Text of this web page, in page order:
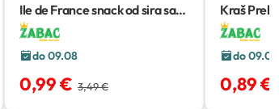
Ile de France snack od sira sa
začinima
do 09.08
0,99 € 3,49 €
Kraš
220 g
do 09.08
0,89 €